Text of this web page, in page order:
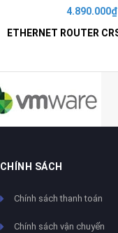
4.890.000₫
CHÍNH SÁCH
Chính sách thanh toán
Chính sách vận chuyển